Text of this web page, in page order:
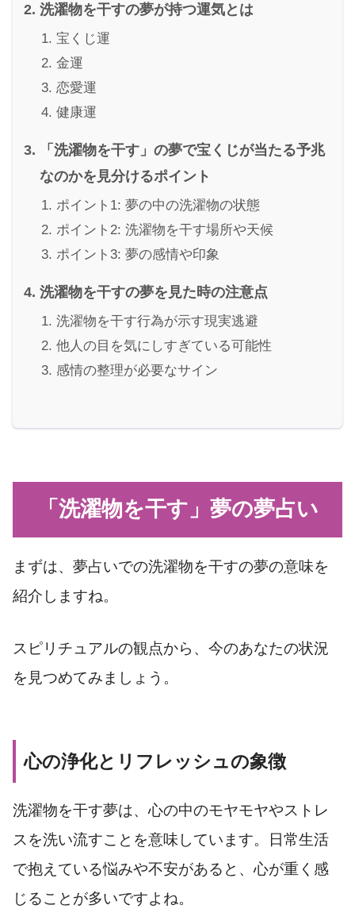
洗濯物を干すの夢が持つ運気とは
宝くじ運
金運
恋愛運
健康運
「洗濯物を干す」の夢で宝くじが当たる予兆
なのかを見分けるポイント
ポイント1: 夢の中の洗濯物の状態
ポイント2: 洗濯物を干す場所や天候
ポイント3: 夢の感情や印象
洗濯物を干すの夢を見た時の注意点
洗濯物を干す行為が示す現実逃避
他人の目を気にしすぎている可能性
感情の整理が必要なサイン
「洗濯物を干す」夢の夢占い
まずは、夢占いでの洗濯物を干すの夢の意味を
紹介しますね。
スピリチュアルの観点から、今のあなたの状況
を見つめてみましょう。
心の浄化とリフレッシュの象徴
洗濯物を干す夢は、心の中のモヤモヤやストレ
スを洗い流すことを意味しています。日常生活
で抱えている悩みや不安があると、心が重く感
じることが多いですよね。